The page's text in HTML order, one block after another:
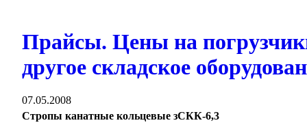
Прайсы. Цены на
другое складское
07.05.2008
Стропы канатные кольцевые зСКК-6,3